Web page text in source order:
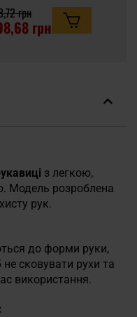
грн
грн
з легкою,
Модель розроблена
рук.
до форми руки,
сковувати рухи та
використання.